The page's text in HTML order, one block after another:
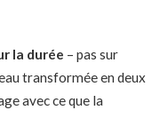
la durée – pas sur
transformée en deux
avec ce que la